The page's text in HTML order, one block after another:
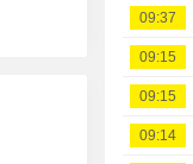
09:37
09:15
09:15
09:14